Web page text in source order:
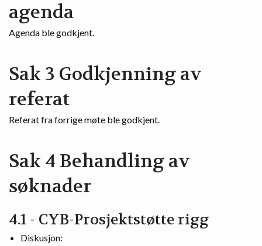
agenda
Agenda ble godkjent.
Sak 3 Godkjenning av
referat
Referat fra forrige møte ble godkjent.
Sak 4 Behandling av
søknader
4.1 - CYB-Prosjektstøtte rigg
Diskusjon: